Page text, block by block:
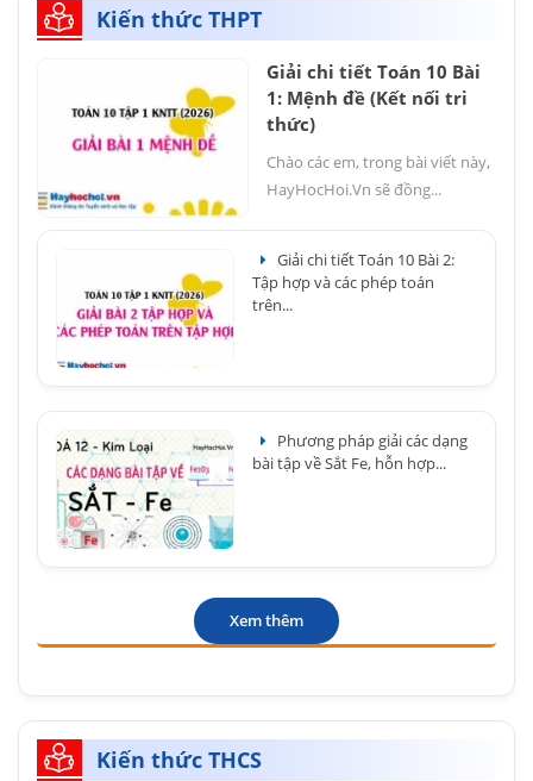
Kiến thức THPT
Giải chi tiết Toán 10 Bài
1: Mệnh đề (Kết nối tri
thức)
Chào các em, trong bài viết này,
HayHocHoi.Vn sẽ đồng...
Giải chi tiết Toán 10 Bài 2:
Tập hợp và các phép toán
trên...
Phương pháp giải các dạng
bài tập về Sắt Fe, hỗn hợp...
Xem thêm
Kiến thức THCS